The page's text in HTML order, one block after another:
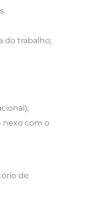
do trabalho;
nexo com o
de